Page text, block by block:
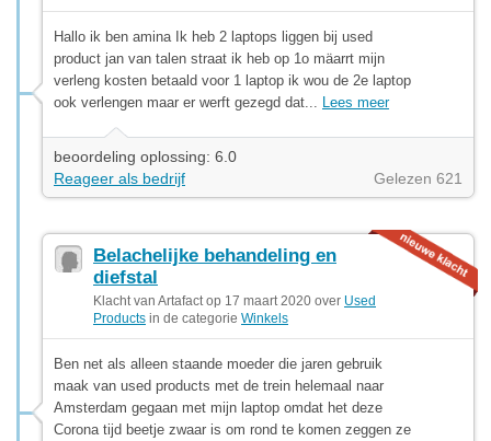
Hallo ik ben amina Ik heb 2 laptops liggen bij used
product jan van talen straat ik heb op 1o mäarrt mijn
verleng kosten betaald voor 1 laptop ik wou de 2e laptop
ook verlengen maar er werft gezegd dat... Lees meer
beoordeling oplossing: 6.0
Reageer als bedrijf
Gelezen 621
Belachelijke behandeling en
diefstal
Klacht van Artafact op 17 maart 2020 over Used
Products in de categorie Winkels
Ben net als alleen staande moeder die jaren gebruik
maak van used products met de trein helemaal naar
Amsterdam gegaan met mijn laptop omdat het deze
Corona tijd beetje zwaar is om rond te komen zeggen ze